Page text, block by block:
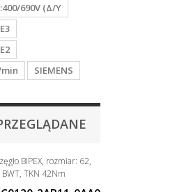
690V (Δ/Y
SIEMENS
BIPEX, rozmiar: 62,
TKN 42Nm